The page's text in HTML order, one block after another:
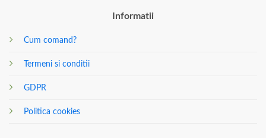
Informatii
Cum comand?
Termeni si conditii
GDPR
Politica cookies